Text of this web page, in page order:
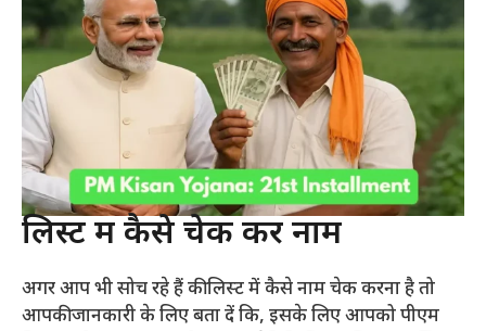
लिस्ट में कैसे चेक करें नाम
अगर आप भी सोच रहे हैं की लिस्ट में कैसे नाम चेक करना है तो
आपकी जानकारी के लिए बता दें कि, इसके लिए आपको पीएम